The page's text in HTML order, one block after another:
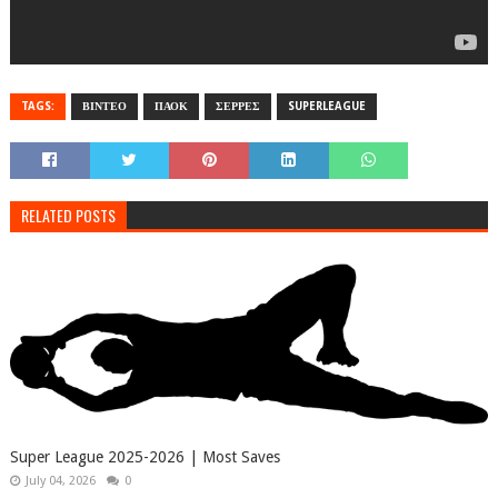
TAGS: ΒΙΝΤΕΟ ΠΑΟΚ ΣΕΡΡΕΣ SUPERLEAGUE
RELATED POSTS
Super League 2025-2026 | Most Saves
July 04, 2026 0